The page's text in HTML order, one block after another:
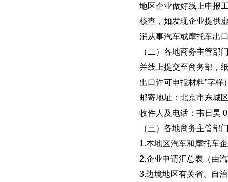
地区企业做好线上申报
核查，如发现企业提供
消从事汽车或摩托车出
（二）各地商务主管部
并线上提交至商务部，
出口许可申报材料”字样
邮寄地址：北京市东城
收件人及电话：韦日昊
（三）各地商务主管部
1.本地区汽车和摩托车
2.企业申请汇总表（由
3.边境地区有关省、自